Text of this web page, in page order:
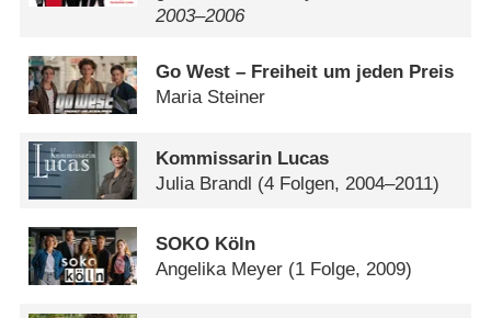
2003⁠–⁠2006
Go West – Freiheit um jeden Preis
Maria Steiner
Kommissarin Lucas
Julia Brandl (4 Folgen, 2004–2011)
SOKO Köln
Angelika Meyer (1 Folge, 2009)